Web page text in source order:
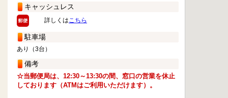
キャッシュレス
詳しくはこちら
駐車場
あり（3台）
備考
☆当郵便局は、12:30～13:30の間、窓口の営業を休止
しております（ATMはご利用いただけます）。